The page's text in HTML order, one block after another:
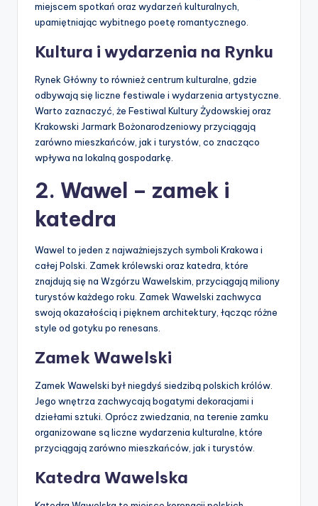
miejscem spotkań oraz wydarzeń kulturalnych,
upamiętniając wybitnego poetę romantycznego.
Kultura i wydarzenia na Rynku
Rynek Główny to również centrum kulturalne, gdzie
odbywają się liczne festiwale i wydarzenia artystyczne.
Warto zaznaczyć, że Festiwal Kultury Żydowskiej oraz
Krakowski Jarmark Bożonarodzeniowy przyciągają
zarówno mieszkańców, jak i turystów, co znacząco
wpływa na lokalną gospodarkę.
2. Wawel – zamek i
katedra
Wawel to jeden z najważniejszych symboli Krakowa i
całej Polski. Zamek królewski oraz katedra, które
znajdują się na Wzgórzu Wawelskim, przyciągają miliony
turystów każdego roku. Zamek Wawelski zachwyca
swoją okazałością i pięknem architektury, łącząc różne
style od gotyku po renesans.
Zamek Wawelski
Zamek Wawelski był niegdyś siedzibą polskich królów.
Jego wnętrza zachwycają bogatymi dekoracjami i
dziełami sztuki. Oprócz zwiedzania, na terenie zamku
organizowane są liczne wydarzenia kulturalne, które
przyciągają zarówno mieszkańców, jak i turystów.
Katedra Wawelska